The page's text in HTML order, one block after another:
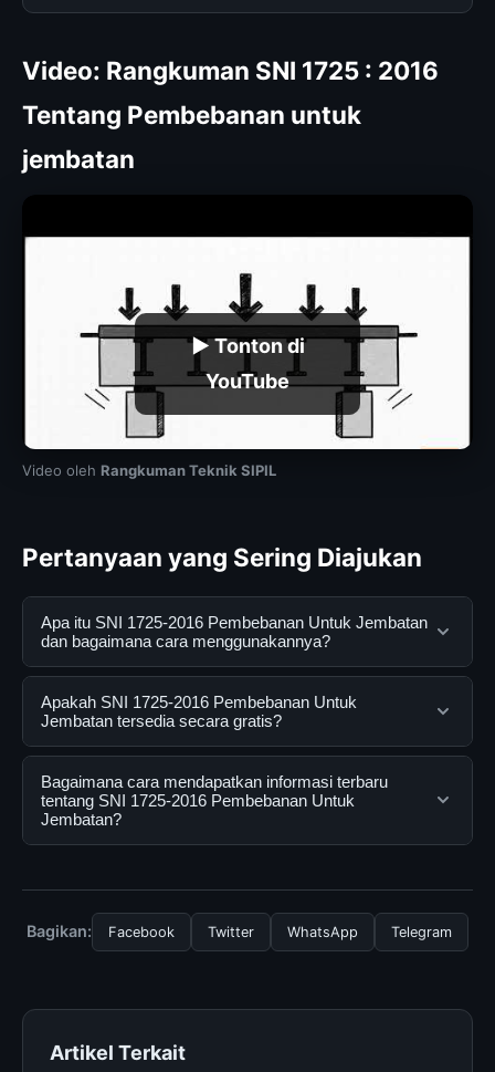
Video: Rangkuman SNI 1725 : 2016
Tentang Pembebanan untuk
jembatan
▶ Tonton di
YouTube
Video oleh Rangkuman Teknik SIPIL
Pertanyaan yang Sering Diajukan
Apa itu SNI 1725-2016 Pembebanan Untuk Jembatan
dan bagaimana cara menggunakannya?
SNI 1725-2016 Pembebanan Untuk Jembatan adalah
layanan digital yang dirancang untuk membantu
pengguna mendapatkan informasi lengkap dan
terpercaya. Anda dapat menggunakannya dengan
mengunjungi situs resmi dan mengikuti panduan yang
tersedia.
Apakah SNI 1725-2016 Pembebanan Untuk
Jembatan tersedia secara gratis?
Ya, SNI 1725-2016 Pembebanan Untuk Jembatan
dapat diakses secara gratis oleh semua pengguna.
Tidak ada biaya tersembunyi atau langganan yang
Bagaimana cara mendapatkan informasi terbaru
tentang SNI 1725-2016 Pembebanan Untuk
Jembatan?
mengunjungi halaman resmi kami secara berkala. Kami
selalu memperbarui konten dengan informasi terkini dan
Bagikan: Facebook Twitter WhatsApp Telegram
Artikel Terkait